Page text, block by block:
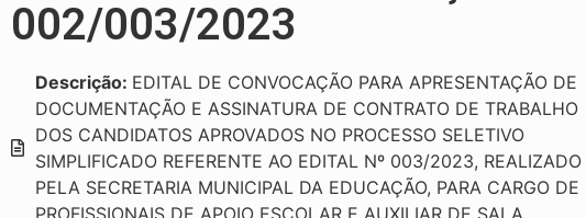
002/003/2023
Descrição: EDITAL DE CONVOCAÇÃO PARA APRESENTAÇÃO DE
DOCUMENTAÇÃO E ASSINATURA DE CONTRATO DE TRABALHO
DOS CANDIDATOS APROVADOS NO PROCESSO SELETIVO
SIMPLIFICADO REFERENTE AO EDITAL Nº 003/2023, REALIZADO
PELA SECRETARIA MUNICIPAL DA EDUCAÇÃO, PARA CARGO DE